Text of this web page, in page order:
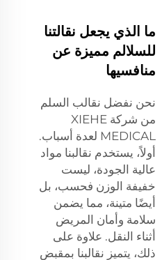
ما الذي يجعل نقالتنا
للسلالم مميزة عن
منافسيها
نحن نفضل نقالب السلم
من شركة XIEHE
MEDICAL لعدة أسباب.
أولاً، يستخدم نقالبنا مواد
عالية الجودة، ليست
خفيفة الوزن فحسب، بل
أيضًا متينة، مما يضمن
سلامة وأمان المريض
أثناء النقل. علاوة على
ذلك، يتميز نقالبنا بمقبض